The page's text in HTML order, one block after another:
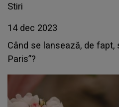
Stiri
14 dec 2023
Când se lansează, de fapt,
Paris”?